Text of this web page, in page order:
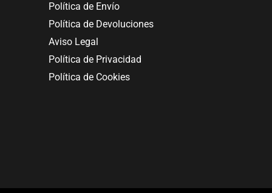
Política de Envío
Política de Devoluciones
Aviso Legal
Política de Privacidad
Política de Cookies